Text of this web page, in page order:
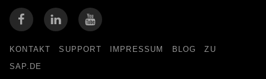
KONTAKT SUPPORT IMPRESSUM BLOG
ZU
SAP.DE